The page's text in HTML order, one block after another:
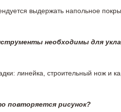
выдержать напольное
необходимы для
линейка, строительный нож и
повторяется рисунок?